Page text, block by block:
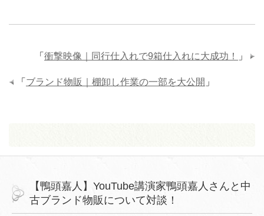
「 衝撃映像｜同行仕入れで9箱仕入れに大成功！ 」
「 ブランド物販｜棚卸し作業の一部を大公開 」
【鴨頭嘉人】YouTube講演家鴨頭嘉人さんと中
古ブランド物販について対談！